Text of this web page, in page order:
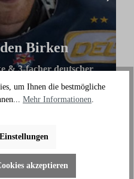
Birken
& 3-facher deutscher
Tag und es hilft mir
um Ihnen die bestmögliche
Mehr Informationen.
akzeptieren